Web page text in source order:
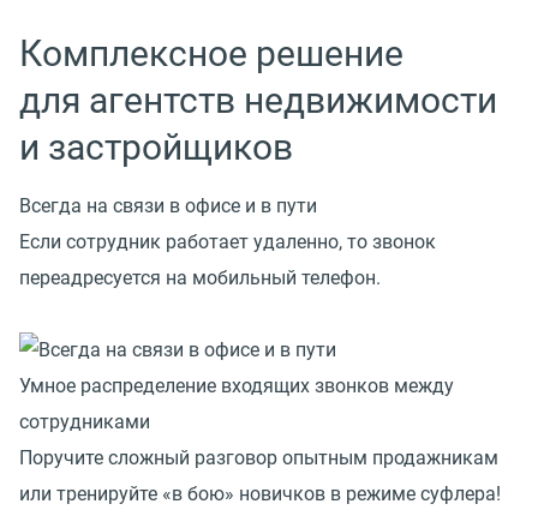
Комплексное решение
для агентств недвижимости
и застройщиков
Всегда на связи в офисе и в пути
Если сотрудник работает удаленно, то звонок
переадресуется на мобильный телефон.
Умное распределение входящих звонков между
сотрудниками
Поручите сложный разговор опытным продажникам
или тренируйте «в бою» новичков в режиме суфлера!